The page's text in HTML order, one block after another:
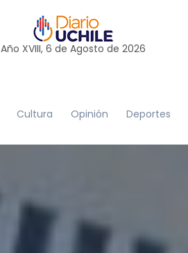
Año XVIII, 6 de Agosto de 2026
Cultura Opinión Deportes